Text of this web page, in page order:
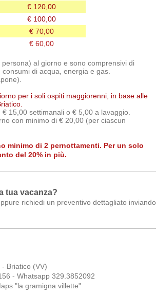
€ 120,00
€ 100,00
€ 70,00
€ 60,00
al giorno e sono comprensivi di
di acqua, energia e gas.
per i soli ospiti maggiorenni, in base alle
15,00 settimanali o € 5,00 a lavaggio.
con minimo di € 20,00 (per ciascun
minimo di 2 pernottamenti. Per un solo
del 20% in più.
tua vacanza?
richiedi un preventivo dettagliato inviando
Briatico (VV)
- Whatsapp 329.3852092
"la gramigna villette"